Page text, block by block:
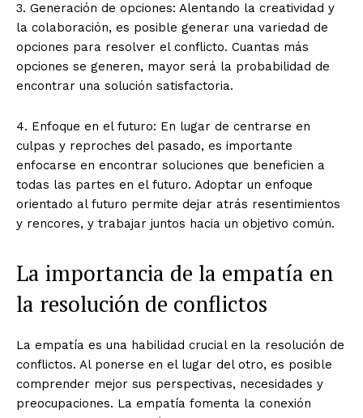
3. Generación de opciones: Alentando la creatividad y
la colaboración, es posible generar una variedad de
opciones para resolver el conflicto. Cuantas más
opciones se generen, mayor será la probabilidad de
encontrar una solución satisfactoria.
4. Enfoque en el futuro: En lugar de centrarse en
culpas y reproches del pasado, es importante
enfocarse en encontrar soluciones que beneficien a
todas las partes en el futuro. Adoptar un enfoque
orientado al futuro permite dejar atrás resentimientos
y rencores, y trabajar juntos hacia un objetivo común.
La importancia de la empatía en
la resolución de conflictos
La empatía es una habilidad crucial en la resolución de
conflictos. Al ponerse en el lugar del otro, es posible
comprender mejor sus perspectivas, necesidades y
preocupaciones. La empatía fomenta la conexión